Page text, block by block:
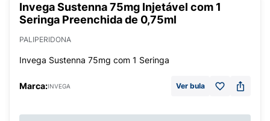
Invega Sustenna 75mg Injetável com 1
Seringa Preenchida de 0,75ml
PALIPERIDONA
Invega Sustenna 75mg com 1 Seringa
Marca:INVEGA Ver bula